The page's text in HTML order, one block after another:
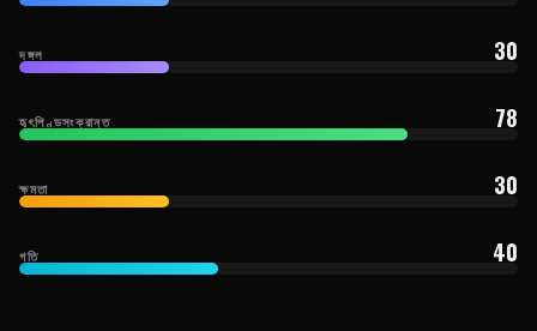
দঙ্গল 30
হৃৎপিণ্ডসংক্রান্ত 78
ক্ষমতা 30
গতি 40